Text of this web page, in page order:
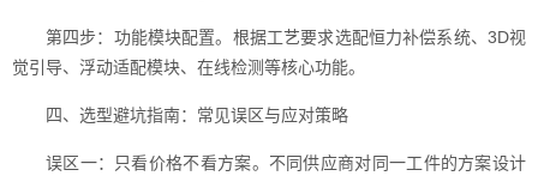
第四步：功能模块配置。根据工艺要求选配恒力补偿系统、3D视
觉引导、浮动适配模块、在线检测等核心功能。
四、选型避坑指南：常见误区与应对策略
误区一：只看价格不看方案。不同供应商对同一工件的方案设计